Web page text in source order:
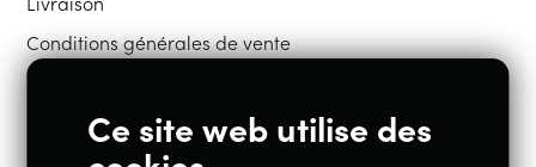
Conditions générales de vente
Restons en contact
Ce site web utilise des